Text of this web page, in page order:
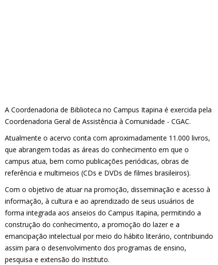
A Coordenadoria de Biblioteca no Campus Itapina é exercida pela
Coordenadoria Geral de Assistência à Comunidade - CGAC.
Atualmente o acervo conta com aproximadamente 11.000 livros,
que abrangem todas as áreas do conhecimento em que o
campus atua, bem como publicações periódicas, obras de
referência e multimeios (CDs e DVDs de filmes brasileiros).
Com o objetivo de atuar na promoção, disseminação e acesso à
informação, à cultura e ao aprendizado de seus usuários de
forma integrada aos anseios do Campus Itapina, permitindo a
construção do conhecimento, a promoção do lazer e a
emancipação intelectual por meio do hábito literário, contribuindo
assim para o desenvolvimento dos programas de ensino,
pesquisa e extensão do Instituto.